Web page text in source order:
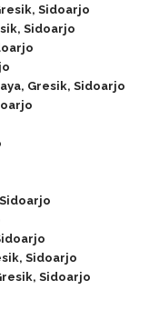
Sidoarjo
Sidoarjo
Gresik, Sidoarjo
Sidoarjo
Sidoarjo